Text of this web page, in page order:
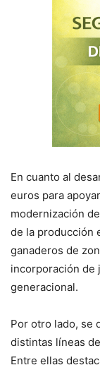
En cuanto al
euros para
modernización
de la producción
ganaderos de
incorporación de
generacional.
Por otro lado, se
distintas líneas
Entre ellas